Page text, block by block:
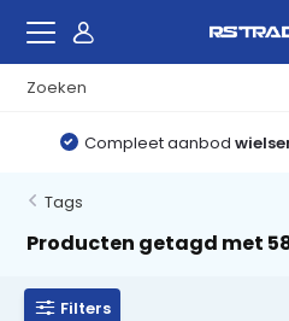
Compleet aanbod
Tags
Producten getagd met
Filters